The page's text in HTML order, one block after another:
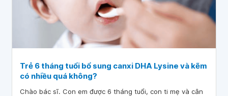
Trẻ 6 tháng tuổi bổ sung canxi DHA Lysine và kẽm
có nhiều quá không?
Chào bác sĩ. Con em được 6 tháng tuổi, con ti mẹ và cân